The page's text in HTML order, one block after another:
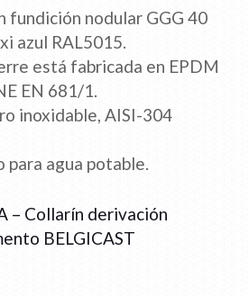
fundición nodular GGG 40
azul RAL5015.
está fabricada en EPDM
EN 681/1.
inoxidable, AISI-304
para agua potable.
– Collarín derivación
BELGICAST